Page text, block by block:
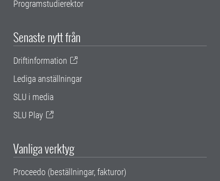
Programstudierektor
Senaste nytt från
Driftinformation
Lediga anställningar
SLU i media
SLU Play
Vanliga verktyg
Proceedo (beställningar, fakturor)